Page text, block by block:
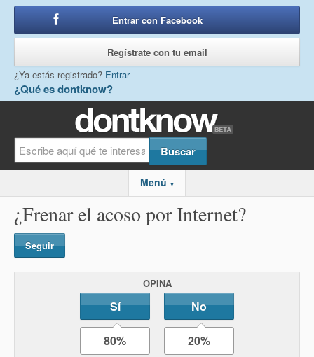
¿Qué es dontknow?
Entrar con Facebook
Regístrate con tu email
¿Ya estás registrado? Entrar
Menú ▼
¿Frenar el acoso por Internet?
Seguir
OPINA
Sí No
80% 20%